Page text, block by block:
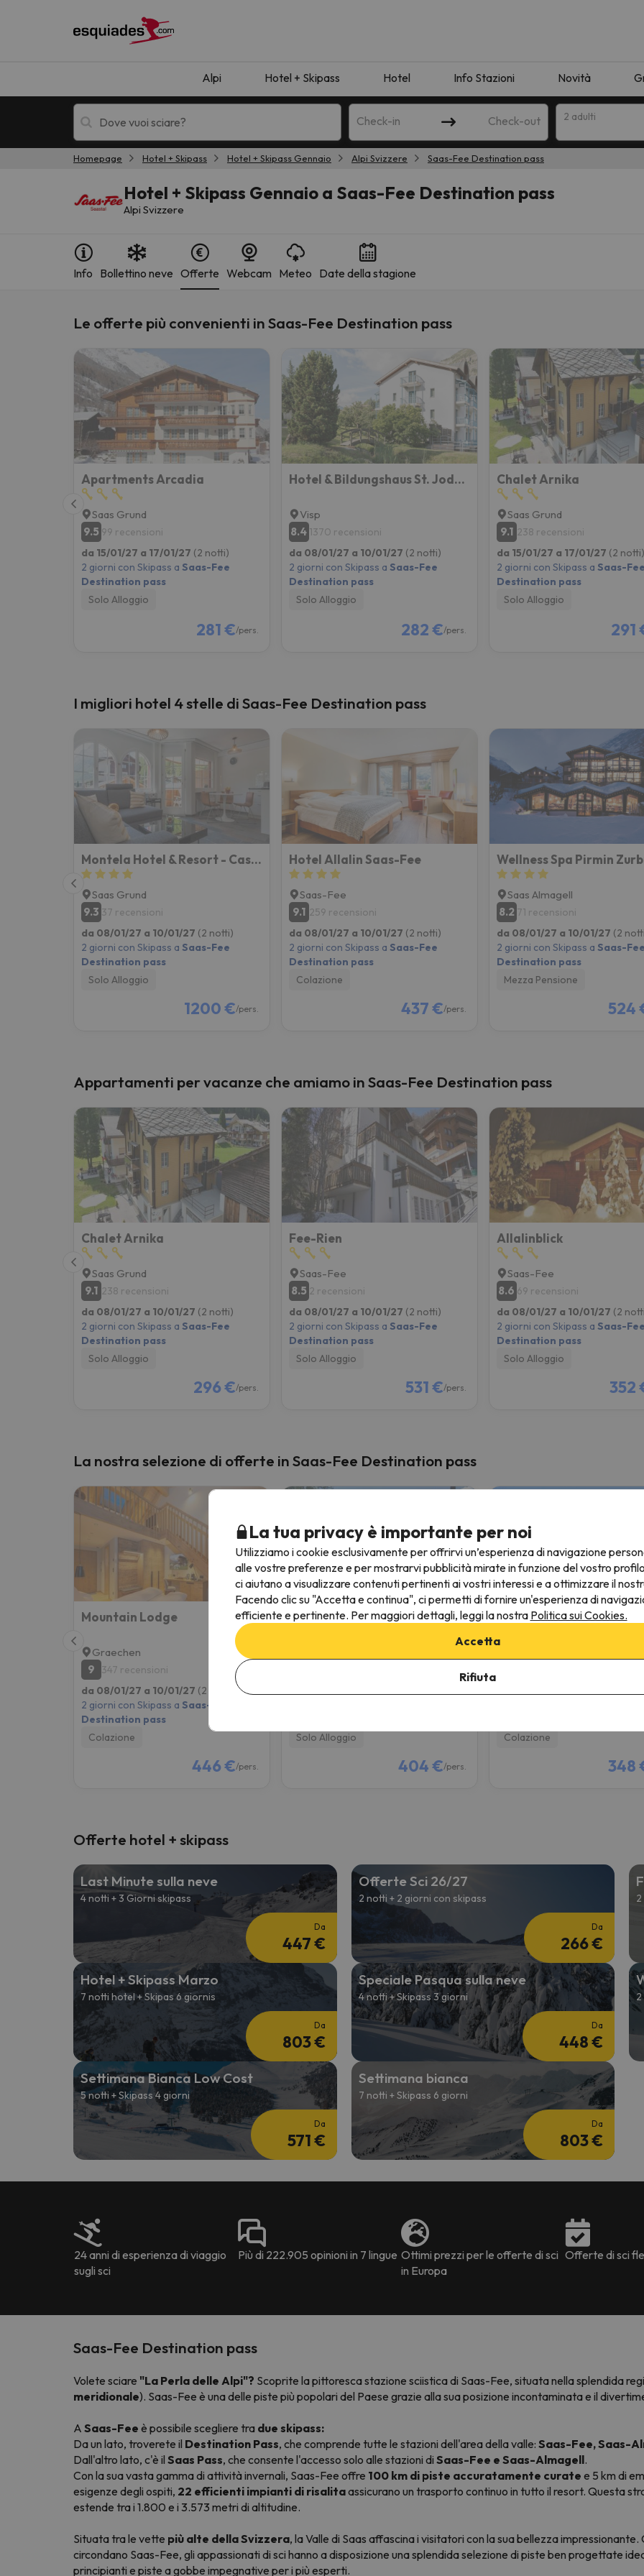
Alpi Hotel + Skipass Hotel Info Stazioni Novità
Check-in Check-out 2 adulti
Hotel + skipass Hotel di montagna
Sembra che il nostro ricercatore abbia perso la strada. Non appena troverà la bussola, tornerà.
Homepage Hotel + Skipass Hotel + Skipass Gennaio Alpi Svizzere Saas-Fee Destination pass
Hotel + Skipass Gennaio a Saas-Fee Destination pass
Alpi Svizzere
Info Bollettino neve Offerte Webcam Meteo Date della stagione
Le offerte più convenienti in Saas-Fee Destination pass
Apartments Arcadia
Saas Grund
9.5 99 recensioni
da 15/01/27 a 17/01/27 (2 notti)
2 giorni con Skipass a Saas-Fee
Destination pass
Solo Alloggio
281 €/pers.
Hotel & Bildungshaus St. Jodern
Visp
8.4 1370 recensioni
da 08/01/27 a 10/01/27 (2 notti)
2 giorni con Skipass a Saas-Fee
Destination pass
Solo Alloggio
282 €/pers.
Chalet Arnika
Saas Grund
9.1 238 recensioni
da 15/01/27 a 17/01/27 (2 notti)
2 giorni con Skipass a Saas-Fee
Destination pass
Solo Alloggio
291
I migliori hotel 4 stelle di Saas-Fee Destination pass
Montela Hotel & Resort - Casa Antares
Saas Grund
9.3 37 recensioni
da 08/01/27 a 10/01/27 (2 notti)
2 giorni con Skipass a Saas-Fee
Destination pass
Solo Alloggio
1200 €/pers.
Hotel Allalin Saas-Fee
Saas-Fee
9.1 259 recensioni
da 08/01/27 a 10/01/27 (2 notti)
2 giorni con Skipass a Saas-Fee
Destination pass
Colazione
437 €/pers.
Saas Almagell
8.2 71 recensioni
da 08/01/27 a 10/01/27 (2
2 giorni con Skipass a Saas-Fee
Destination pass
Mezza Pensione
524
Appartamenti per vacanze che amiamo in Saas-Fee Destination pass
Chalet Arnika
Saas Grund
9.1 238 recensioni
da 08/01/27 a 10/01/27 (2 notti)
2 giorni con Skipass a Saas-Fee
Destination pass
Solo Alloggio
296 €/pers.
Fee-Rien
Saas-Fee
8.5 2 recensioni
da 08/01/27 a 10/01/27 (2 notti)
2 giorni con Skipass a Saas-Fee
Destination pass
Solo Alloggio
531 €/pers.
Allalinblick
Saas-Fee
8.6 69 recensioni
da 08/01/27 a 10/01/27 (2
2 giorni con Skipass a Saas-Fee
Destination pass
Solo Alloggio
352
La nostra selezione di offerte in Saas-Fee Destination pass
Mountain Lodge
Graechen
9
347 recensioni
da 08/01/27 a 10/01/27 (2 notti)
2 giorni con Skipass a Saas-Fee
Destination pass
Colazione
446 €/pers.
Ferienwohnung im Chalet Firn - OG
Solo Alloggio
404 €/pers.
Alpenhof
Colazione
348
Offerte hotel + skipass
Last Minute sulla neve
4 notti + 3 Giorni skipass
Da
447 €
Offerte Sci 26/27
2 notti + 2 giorni con skipass
Da
266 €
Hotel + Skipass Marzo
7 notti hotel + Skipas 6 giornis
Da
803 €
Speciale Pasqua sulla neve
4 notti + Skipass 3 giorni
Da
448 €
Settimana Bianca Low Cost
5 notti + Skipass 4 giorni
Da
571 €
Settimana bianca
7 notti + Skipass 6 giorni
Da
803 €
24 anni di esperienza di viaggio
sugli sci
Più di 222.905 opinioni in 7 lingue Ottimi prezzi per le offerte di sci
in Europa
Offerte di sci
Saas-Fee Destination pass
Volete sciare "La Perla delle Alpi"? Scoprite la pittoresca stazione sciistica di Saas-Fee, situata nella splendida
meridionale). Saas-Fee è una delle piste più popolari del Paese grazie alla sua posizione incontaminata e il
A Saas-Fee è possibile scegliere tra due skipass:
Da un lato, troverete il Destination Pass, che comprende tutte le stazioni dell'area della valle: Saas-Fee, Saas-
Dall'altro lato, c'è il Saas Pass, che consente l'accesso solo alle stazioni di Saas-Fee e Saas-Almagell.
Con la sua vasta gamma di attività invernali, Saas-Fee offre 100 km di piste accuratamente curate e 5 km di
esigenze degli ospiti, 22 efficienti impianti di risalitaassicurano un trasporto continuo in tutto il resort. Questa
estende tra i 1.800 e i 3.573 metri di altitudine.
Situata tra le vette più alte della Svizzera, la Valle di Saas affascina i visitatori con la sua bellezza
circondano Saas-Fee, gli appassionati di sci hanno a disposizione una splendida selezione di piste ben progettate
principianti e piste a gobbe impegnative per i più esperti.
La tua privacy è importante per noi
Utilizziamo i cookie esclusivamente per offrirvi un’esperienza di navigazione
alle vostre preferenze e per mostrarvi pubblicità mirate in funzione del vostro
ci aiutano a visualizzare contenuti pertinenti ai vostri interessi e a ottimizzare il
Facendo clic su "Accetta e continua", ci permetti di fornire un'esperienza di
efficiente e pertinente. Per maggiori dettagli, leggi la nostra Politica sui Cookies.
Accetta
Rifiuta